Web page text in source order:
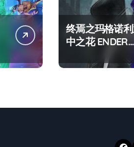
终焉之玛格诺
中之花 ENDER
the mist